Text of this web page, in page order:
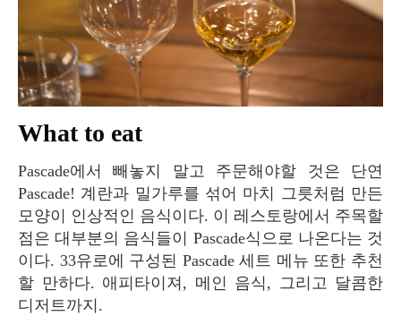
What to eat
Pascade에서 빼놓지 말고 주문해야할 것은 단연
Pascade! 계란과 밀가루를 섞어 마치 그릇처럼 만든
모양이 인상적인 음식이다. 이 레스토랑에서 주목할
점은 대부분의 음식들이 Pascade식으로 나온다는 것
이다. 33유로에 구성된 Pascade 세트 메뉴 또한 추천
할 만하다. 애피타이져, 메인 음식, 그리고 달콤한
디저트까지.